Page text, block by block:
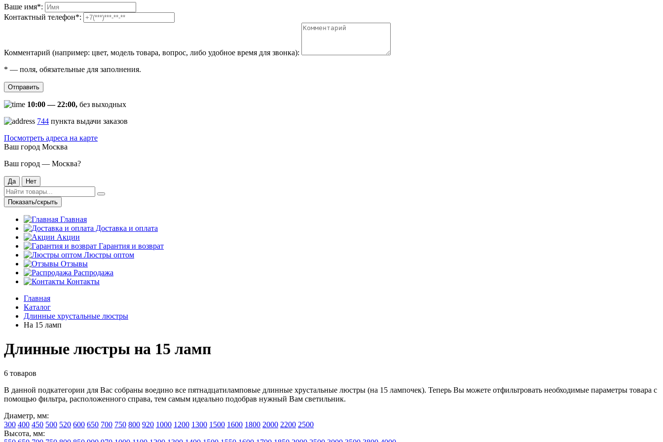
Ваше имя*:
Контактный телефон*:
Комментарий (например: цвет, модель товара, вопрос, либо удобное время для звонка):
* — поля, обязательные для заполнения.
Отправить
10:00 — 22:00, без выходных
744 пункта выдачи заказов
Посмотреть адреса на карте
Ваш город Москва
Ваш город — Москва?
Да Нет
Показать/скрыть
Главная
Доставка и оплата
Акции
Гарантия и возврат
Люстры оптом
Отзывы
Распродажа
Контакты
Главная
Каталог
Длинные хрустальные люстры
На 15 ламп
Длинные люстры на 15 ламп
6 товаров
В данной подкатегории для Вас собраны воедино все пятнадцатиламповые длинные хрустальные люстры (на 15 лампочек). Теперь Вы можете отфильтровать необходимые параметры товара с
помощью фильтра, расположенного справа, тем самым идеально подобрав нужный Вам светильник.
Диаметр, мм:
300 400 450 500 520 600 650 700 750 800 920 1000 1200 1300 1500 1600 1800 2000 2200 2500
Высота, мм: